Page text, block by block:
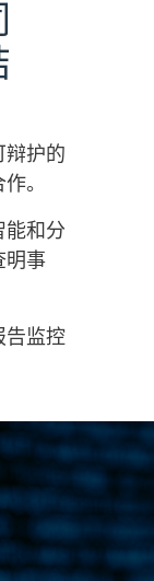
辩护的
。
能和分
明事
告监控